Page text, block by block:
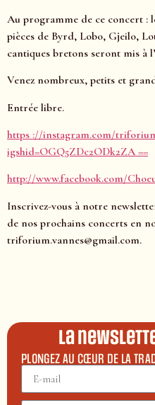
Au programme de ce concert :
pièces de Byrd, Lobo, Gjeilo,
cantiques bretons seront mis à
Venez nombreux, petits et
Entrée libre.
https ://instagram.com/
igshid=OGQ5ZDc2ODk2ZA ==
http://www.facebook.com/
Inscrivez-vous à notre
de nos prochains concerts en
triforium.vannes@gmail.com.
La
PLONGEZ AU CŒUR DE LA